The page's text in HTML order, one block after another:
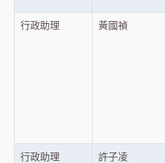
行政助理 黃國禎
行政助理 許子凌